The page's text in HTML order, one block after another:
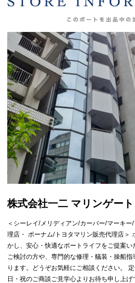
株式会社一二 マリンゲート
＜シーレイ/メリディアン/カーバー/マーキ
理店・ ポーナム/トヨタマリン販売代理店＞
かし、安心・快適なボートライフをご提案
ご検討の方や、専門的な修理・艤装・操船
ります。どうぞお気軽にご相談ください。
日・祝のご商談ご見学心よりお待ち申し上げ